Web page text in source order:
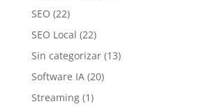
SEO (22)
SEO Local (22)
Sin categorizar(13)
Software IA(20)
Streaming(1)